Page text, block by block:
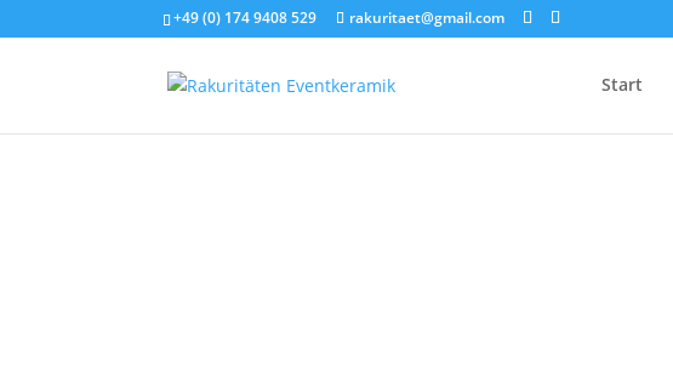
+49 (0) 174 9408 529 rakuritaet@gmail.com
Start